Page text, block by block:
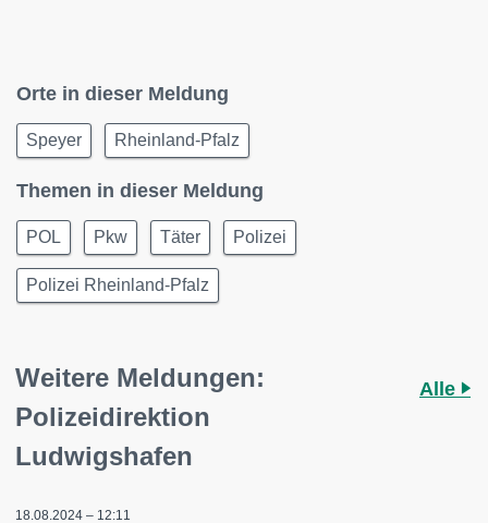
Orte in dieser Meldung
Speyer Rheinland-Pfalz
Themen in dieser Meldung
POL Pkw Täter Polizei
Polizei Rheinland-Pfalz
Weitere Meldungen:
Polizeidirektion
Ludwigshafen
Alle
18.08.2024 – 12:11